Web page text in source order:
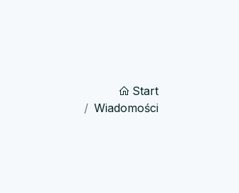
Start
Wiadomości